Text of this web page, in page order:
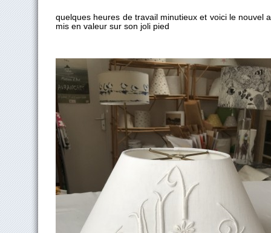
quelques heures de travail minutieux et voici le nouvel
mis en valeur sur son joli pied